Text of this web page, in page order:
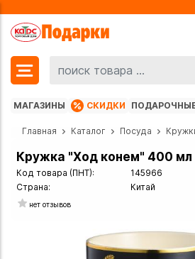
МАГАЗИНЫ СКИДКИ
Главная Каталог Посуда
Кружка "Ход конем" 400 мл
Код товара (ПНТ):
145966
Страна:
Китай
нет отзывов